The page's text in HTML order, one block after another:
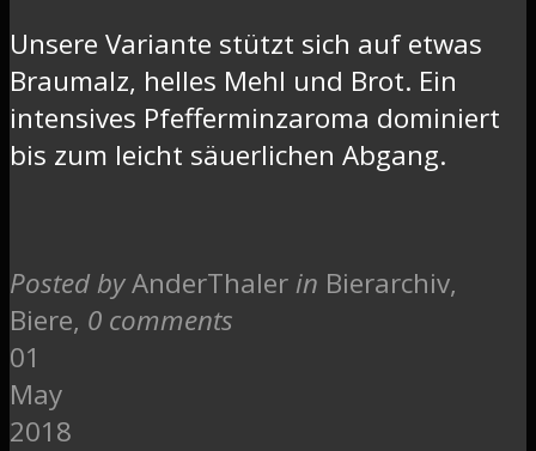
Unsere Variante stützt sich auf etwas
Braumalz, helles Mehl und Brot. Ein
intensives Pfefferminzaroma dominiert
bis zum leicht säuerlichen Abgang.
Posted byAnderThalerin Bierarchiv,
Biere, 0 comments
01
May
2018